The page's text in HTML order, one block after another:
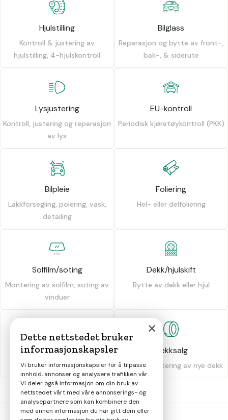
Hjulstilling
Kontroll & justering av
hjulstilling, 4-hjulskontroll
Bilglass
Reparasjon og bytte av front-,
bak-, & siderute
Lysjustering
Kontroll, justering og reperasjon
av lys
EU-kontroll
Periodisk kjøretøykontroll (PKK)
Bilpleie
Lakkforsegling, polering, vask,
detailing
Foliering
Hel- eller delfoliering
Solfilm/soting
Montering av solfilm, soting av
vinduer
Dekk/hjulskift
Bytte av dekk eller hjul
Dekkhotell
Oppbevaring av dekk
Dekksalg
Salg og montering av nye dekk
×
Dette nettstedet bruker
informasjonskapsler
Vi bruker informasjonskapsler for å tilpasse
innhold, annonser og analysere trafikken vår.
Vi deler også informasjon om din bruk av
nettstedet vårt med våre annonserings- og
analysepartnere som kan kombinere den
med annen informasjon du har gitt dem eller